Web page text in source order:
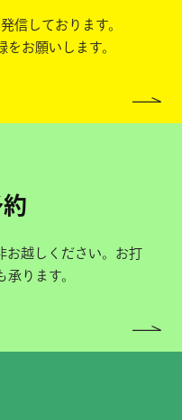
信しております。
お願いします。
お越しください。お打
ります。